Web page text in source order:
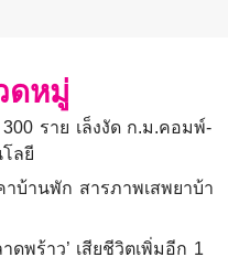
ดหมู่
300 ราย เล็งงัด ก.ม.คอมพ์-
ลยี
าบ้านพัก สารภาพเสพยาบ้า
ดพร้าว’ เสียชีวิตเพิ่มอีก 1